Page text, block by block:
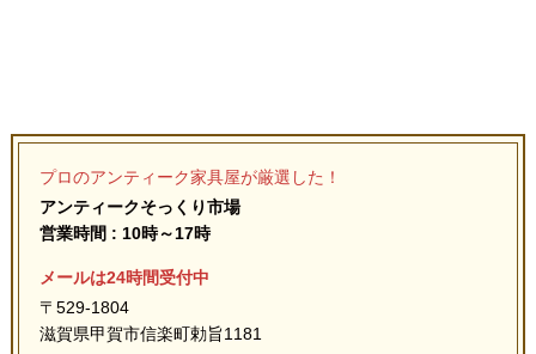
プロのアンティーク家具屋が厳選した！
アンティークそっくり市場
営業時間 : 10時～17時
メールは24時間受付中
〒529-1804
滋賀県甲賀市信楽町勅旨1181